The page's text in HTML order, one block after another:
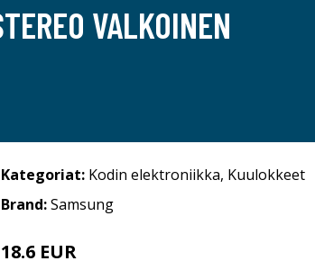
VALKOINEN
Kategoriat: Kodin elektroniikka, Kuulokkeet
Brand:Samsung
18.6 EUR